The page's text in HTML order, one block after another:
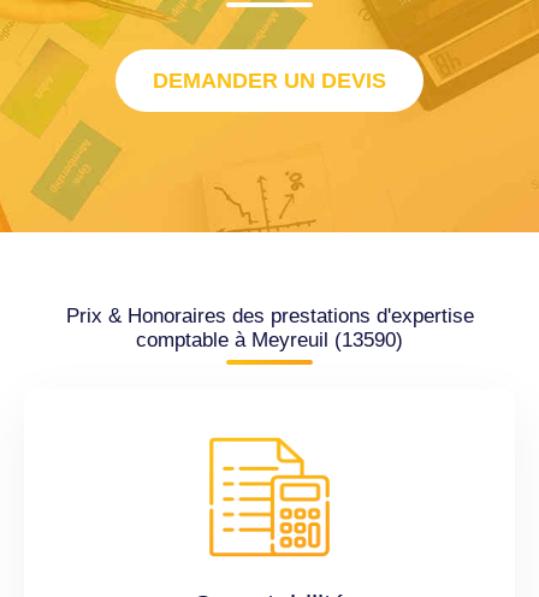
DEMANDER UN DEVIS
Prix & Honoraires des prestations d'expertise
comptable à Meyreuil (13590)